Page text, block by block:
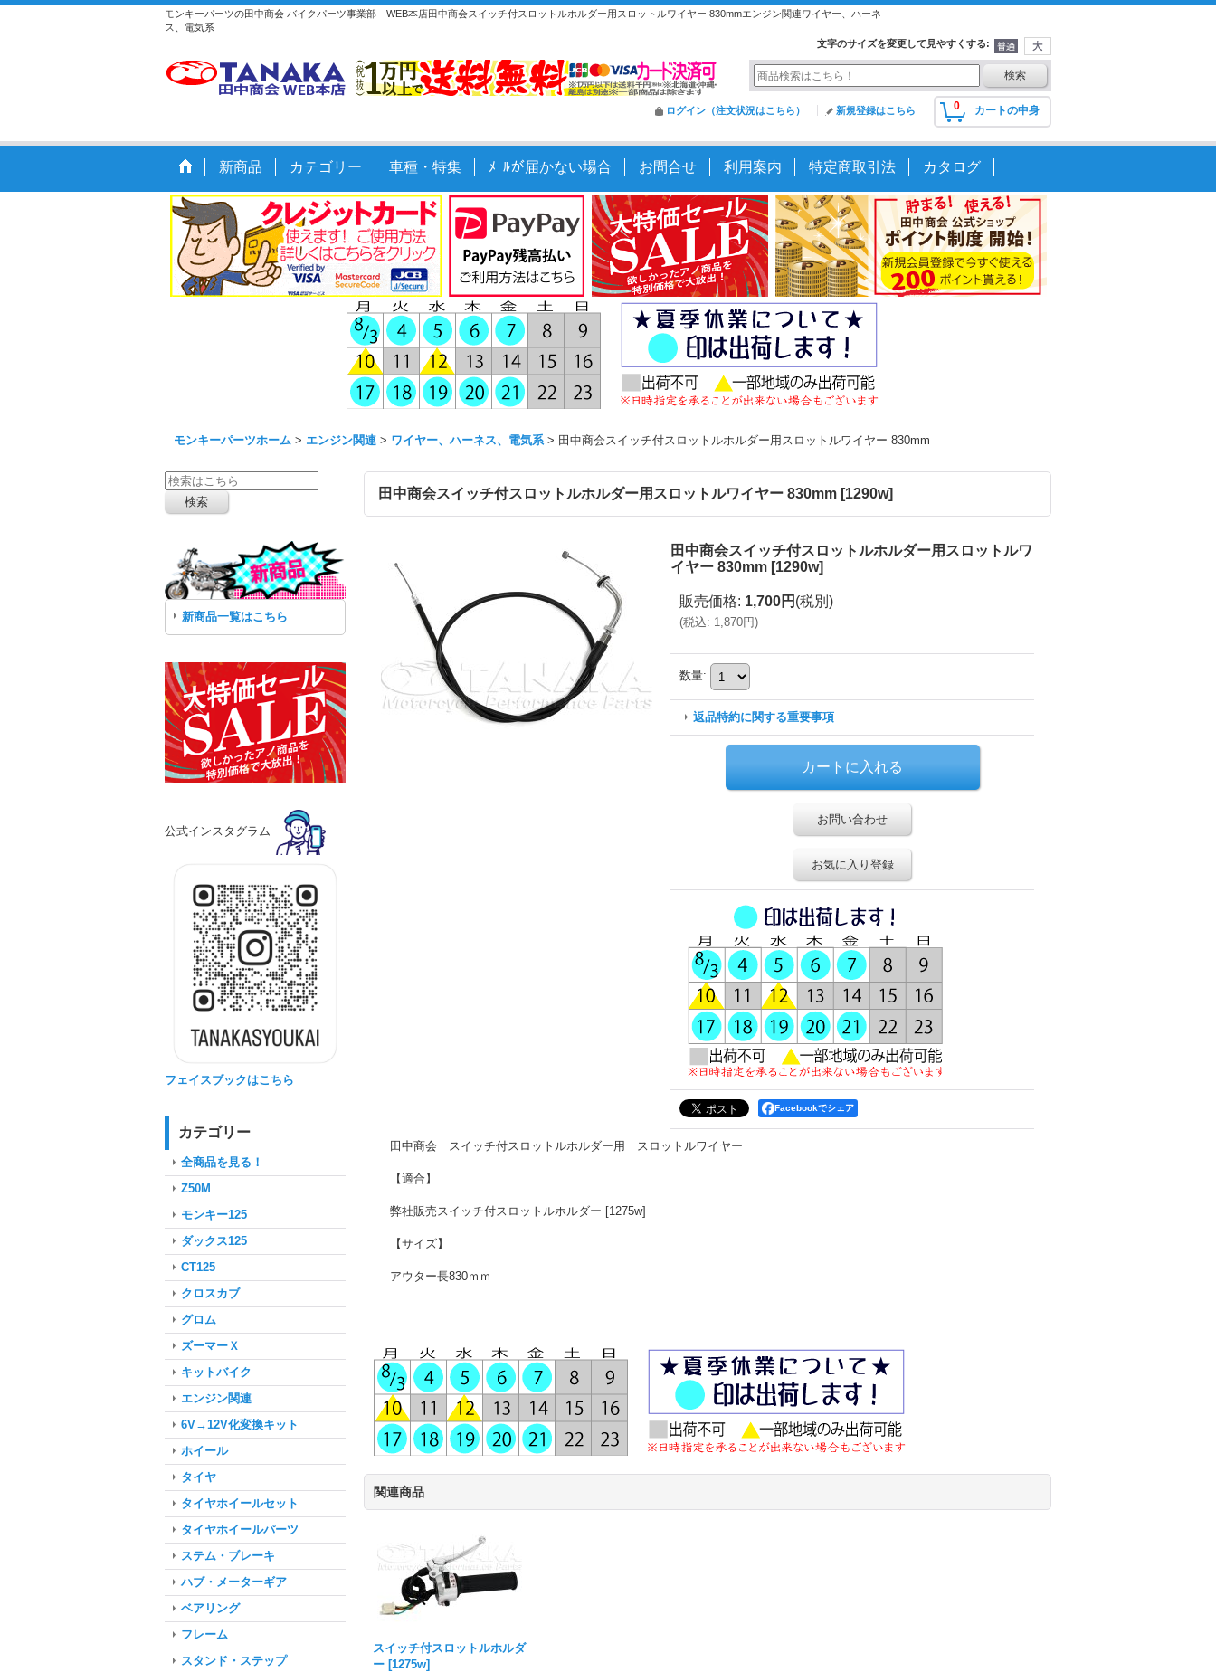
モンキーパーツの田中商会 バイクパーツ事業部 WEB本店田中商会スイッチ付スロットルホルダー用スロットルワイヤー 830mmエンジン関連ワイヤー、ハーネ
ス、電気系
文字のサイズを変更して見やすくする:
0 カートの中身
ログイン（注文状況はこちら） 新規登録はこちら
新商品 カテゴリー 車種・特集 ﾒｰﾙが届かない場合 お問合せ 利用案内 特定商取引法 カタログ
モンキーパーツホーム > エンジン関連 > ワイヤー、ハーネス、電気系 > 田中商会スイッチ付スロットルホルダー用スロットルワイヤー 830mm
新商品一覧はこちら
公式インスタグラム
フェイスブックはこちら
カテゴリー
全商品を見る！
Z50M
モンキー125
ダックス125
CT125
クロスカブ
グロム
ズーマーＸ
キットバイク
エンジン関連
6V→12V化変換キット
ホイール
タイヤ
タイヤホイールセット
タイヤホイールパーツ
ステム・ブレーキ
ハブ・メーターギア
ベアリング
フレーム
スタンド・ステップ
田中商会スイッチ付スロットルホルダー用スロットルワイヤー 830mm [1290w]
田中商会スイッチ付スロットルホルダー用スロットルワ
イヤー 830mm [1290w]
販売価格: 1,700円 (税別)
(税込: 1,870円)
数量:
返品特約に関する重要事項
お問い合わせ
お気に入り登録
Facebookでシェア
田中商会 スイッチ付スロットルホルダー用 スロットルワイヤー
【適合】
弊社販売スイッチ付スロットルホルダー [1275w]
【サイズ】
アウター長830ｍｍ
関連商品
スイッチ付スロットルホルダ
ー [1275w]